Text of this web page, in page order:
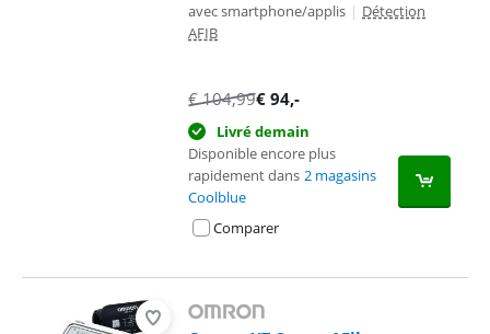
avec smartphone/applis | Détection
AFIB
€104,99€ 94,-
Livré demain
Disponible encore plus
rapidement dans 2 magasins
Coolblue
Comparer